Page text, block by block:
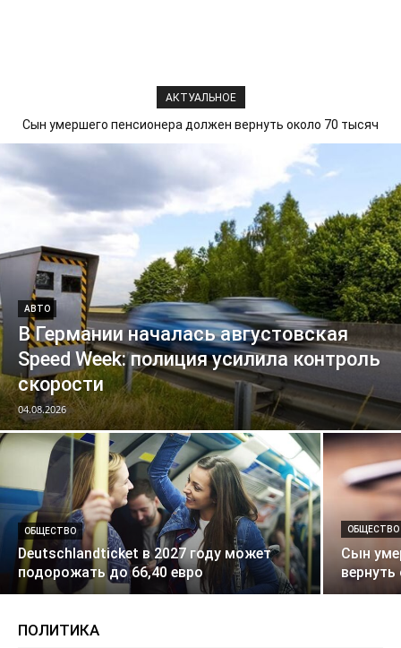
АКТУАЛЬНОЕ
Сын умершего пенсионера должен вернуть около 70 тысяч
В Афинах задержан подозреваемый после обнаружения
АВТО
В Германии началась августовская
Speed Week: полиция усилила контроль
скорости
04.08.2026
ОБЩЕСТВО
Deutschlandticket в 2027 году может
подорожать до 66,40 евро
ОБЩЕСТВО
Сын
ПОЛИТИКА